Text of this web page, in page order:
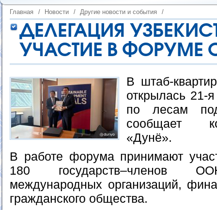
Главная / Новости / Другие новости и события /
ДЕЛЕГАЦИЯ
УЧАСТИЕ В
В штаб-
открылась
по лесам
сообщает
«Дунё».
В работе форума принимают
180 государств–членов
международных организаций,
гражданского общества.